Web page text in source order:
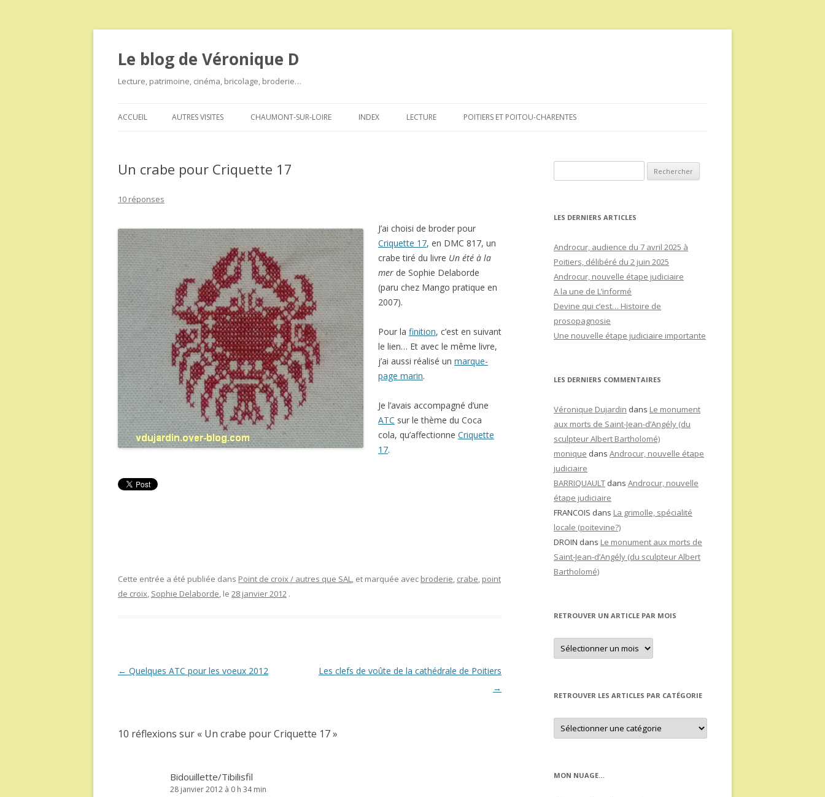
Le blog de Véronique D
Lecture, patrimoine, cinéma, bricolage, broderie…
au
ACCUEIL AUTRES VISITES CHAUMONT-SUR-LOIRE INDEX LECTURE POITIERS ET POITOU-CHARENTES
Un crabe pour Criquette 17
10 réponses
J’ai choisi de broder pour
Criquette 17, en DMC 817, un
crabe tiré du livre Un été à la
mer de Sophie Delaborde
(paru chez Mango pratique en
2007).
Pour la finition, c’est en suivant
le lien… Et avec le même livre,
j’ai aussi réalisé un marque-
page marin.
Je l’avais accompagné d’une
ATC sur le thème du Coca
cola, qu’affectionne Criquette
17.
Cette entrée a été publiée dans Point de croix / autres que SAL, et marquée avec broderie, crabe, point
de croix, Sophie Delaborde, le 28 janvier 2012 .
Navigation
← Quelques ATC pour les voeux 2012
Les clefs de voûte de la cathédrale de Poitiers
→
10 réflexions sur « Un crabe pour Criquette 17»
Bidouillette/Tibilisfil
28 janvier 2012 à 0 h 34 min
LES DERNIERS ARTICLES
Androcur, audience du 7 avril 2025 à
Poitiers, délibéré du 2 juin 2025
Androcur, nouvelle étape judiciaire
A la une de L’informé
Devine qui c’est… Histoire de
prosopagnosie
Une nouvelle étape judiciaire importante
LES DERNIERS COMMENTAIRES
Véronique Dujardin dans Le monument
aux morts de Saint-Jean-d’Angély (du
sculpteur Albert Bartholomé)
monique dans Androcur, nouvelle étape
judiciaire
BARRIQUAULT dans Androcur, nouvelle
étape judiciaire
FRANCOIS dans La grimolle, spécialité
locale (poitevine?)
DROIN dans Le monument aux morts de
Saint-Jean-d’Angély (du sculpteur Albert
Bartholomé)
RETROUVER UN ARTICLE PAR MOIS
Retrouver
un
article
RETROUVER LES ARTICLES PAR CATÉGORIE
Retrouver
les
articles
MON NUAGE…